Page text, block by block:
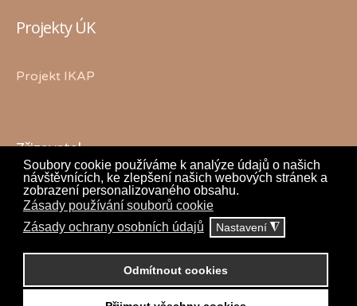
Soubory cookie používáme k analýze údajů o našich
návštěvnících, ke zlepšení našich webových stránek a
zobrazení personalizovaného obsahu.
Zásady používání souborů cookie
Zásady ochrany osobních údajů
Nastavení ◮
Odmítnout cookies
Projekty ÚK
Projekt IKAP
Zřizovatel